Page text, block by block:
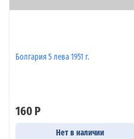
Болгария 5 лева 1951 г.
160 Р
Нет в наличии